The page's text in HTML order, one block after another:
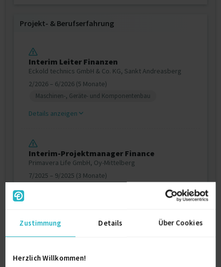
Zustimmung Details Über Cookies
Herzlich Willkommen!
Projekt‐ & Berufserfahrung
Interim Leiter Finanzen
Eckold technics GmbH & Co. KG, Sankt Andreasberg
2/2026 – 6/2026 (5 Monate)
Maschinen-, Geräte- und Komponentenbau
Details anzeigen
Interim-Projektmanager Finance
Primavera Life GmbH, Oy-Mittelberg
7/2025 – 9/2025 (3 Monate)
Kellogg Germany GmbH, Hamburg